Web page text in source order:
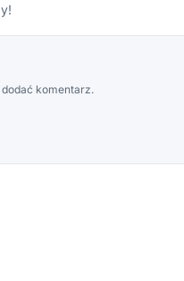
komentarz.